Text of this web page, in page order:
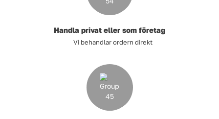
Handla privat eller som företag
Vi behandlar ordern direkt